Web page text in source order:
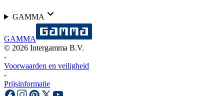
GAMMA
GAMMA
© 2026 Intergamma B.V.
-
Voorwaarden en veiligheid
-
Prijsinformatie